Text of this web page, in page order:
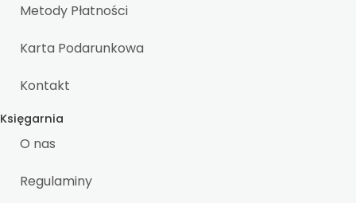
Metody Płatności
Karta Podarunkowa
Kontakt
Księgarnia
O nas
Regulaminy